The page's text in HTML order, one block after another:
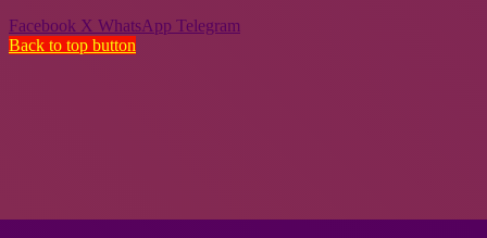
Facebook X WhatsApp Telegram
Back to top button